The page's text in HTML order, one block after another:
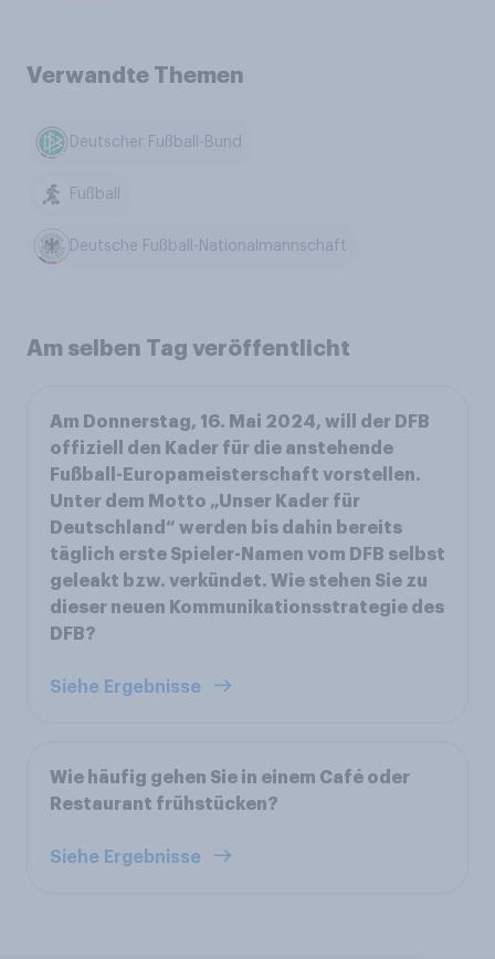
Verwandte Themen
Deutscher Fußball-Bund
Fußball
Deutsche Fußball-Nationalmannschaft
Am selben Tag veröffentlicht
Am Donnerstag, 16. Mai 2024, will der DFB
offiziell den Kader für die anstehende
Fußball-Europameisterschaft vorstellen.
Unter dem Motto „Unser Kader für
Deutschland“ werden bis dahin bereits
täglich erste Spieler-Namen vom DFB selbst
geleakt bzw. verkündet. Wie stehen Sie zu
dieser neuen Kommunikationsstrategie des
DFB?
Siehe Ergebnisse
Wie häufig gehen Sie in einem Café oder
Restaurant frühstücken?
Siehe Ergebnisse